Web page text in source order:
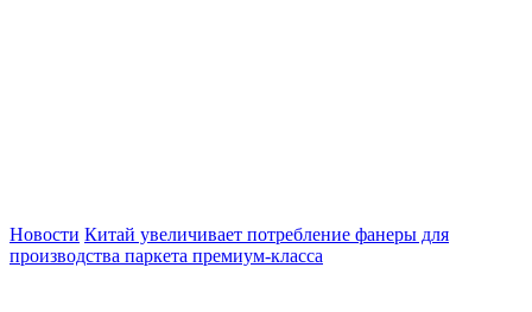
Новости Китай увеличивает потребление фанеры для
производства паркета премиум-класса